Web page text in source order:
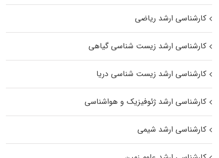
کارشناسی ارشد ریاضی
کارشناسی ارشد زیست‌ شناسی گیاهی
کارشناسی ارشد زیست‌ شناسی دریا
کارشناسی ارشد ژئوفیزیک و هواشناسی
کارشناسی ارشد شیمی